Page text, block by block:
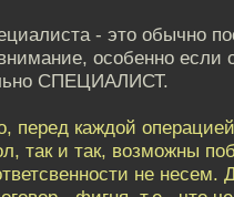
- это обычно
особенно если
СПЕЦИАЛИСТ.
перед каждой
так и так, возможны
не несем.